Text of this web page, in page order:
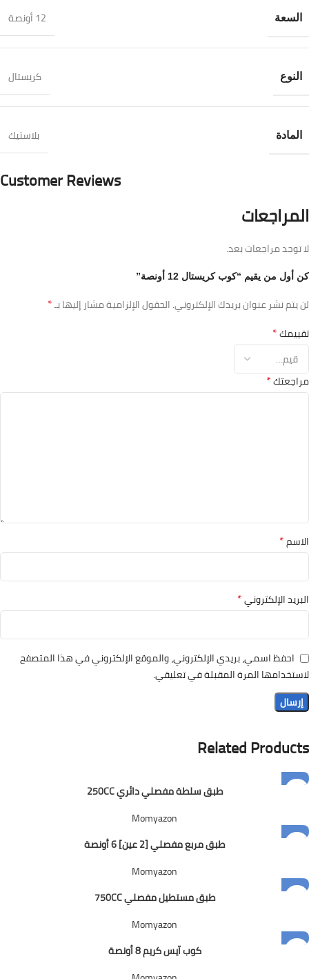
السعة 12 أونصة
النوع كريستال
المادة بلاستيك
Customer Reviews
المراجعات
لا توجد مراجعات بعد.
كن أول من يقيم “كوب كريستال 12 أونصة”
لن يتم نشر عنوان بريدك الإلكتروني.الحقول الإلزامية مشار إليها بـ*
تقييمك*
مراجعتك*
الاسم*
البريد الإلكتروني*
احفظ اسمي، بريدي الإلكتروني، والموقع الإلكتروني في هذا المتصفح
لاستخدامها المرة المقبلة في تعليقي.
Related Products
طبق سلطة مفصلي دائري 250CC
Momyazon
طبق مربع مفصلي [2 عين] 6 أونصة
Momyazon
طبق مستطيل مفصلي 750CC
Momyazon
كوب آيس كريم 8 أونصة